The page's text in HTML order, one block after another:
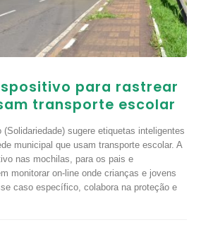
para rastrear
transporte escolar
(Solidariedade) sugere etiquetas inteligentes
municipal que usam transporte escolar. A
nas mochilas, para os pais e
monitorar on-line onde crianças e jovens
caso específico, colabora na proteção e